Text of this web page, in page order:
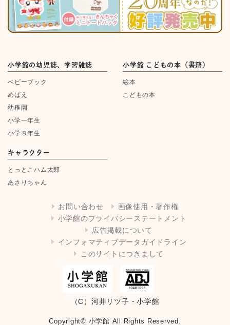
小学館の幼児誌、学習雑誌
ベビーブック
めばえ
幼稚園
小学一年生
小学８年生
小学館 こどもの本（書籍）
絵本
こどもの本
キャラクター
とっとこハム太郎
あさりちゃん
お問い合わせ
画像使用・著作権
小学館のプライバシーステートメント
広告掲載について
インフォマティブデータガイドライン
このサイトにつきまして
（C）河井リツ子・小学館
Copyright© 小学館 All Rights Reserved.